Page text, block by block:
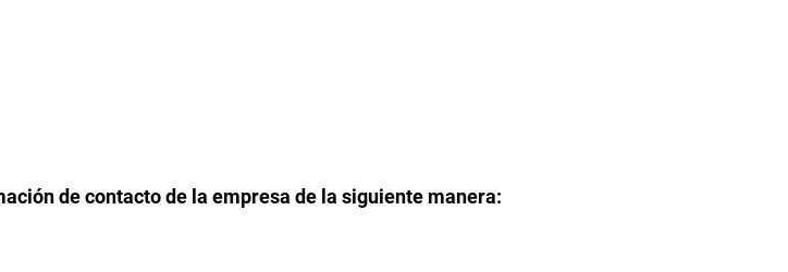
de contacto de la empresa de la siguiente manera: